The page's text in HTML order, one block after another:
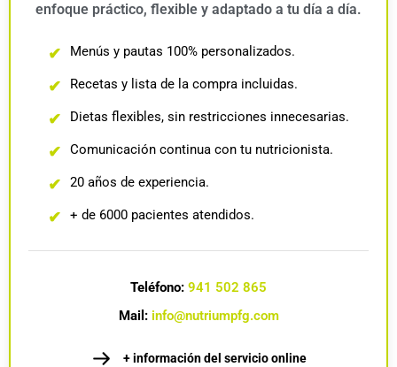
enfoque práctico, flexible y adaptado a tu día a día.
✔ Menús y pautas 100% personalizados.
✔ Recetas y lista de la compra incluidas.
✔ Dietas flexibles, sin restricciones innecesarias.
✔ Comunicación continua con tu nutricionista.
✔ 20 años de experiencia.
✔ + de 6000 pacientes atendidos.
Teléfono: 941 502 865
Mail: info@nutriumpfg.com
+ información del servicio online